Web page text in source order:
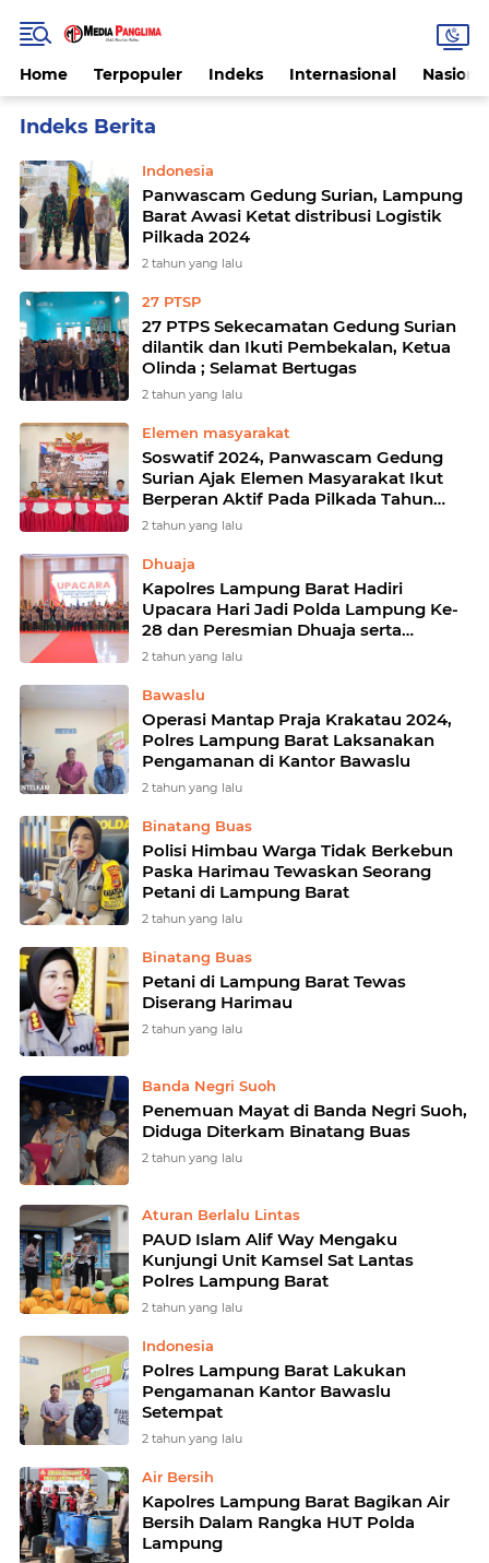
Home Terpopuler Indeks Internasional
Indonesia
Panwascam Gedung Surian, Lampung
Barat Awasi Ketat distribusi Logistik
Pilkada 2024
2 tahun yang lalu
27 PTSP
27 PTPS Sekecamatan Gedung Surian
dilantik dan Ikuti Pembekalan, Ketua
Olinda ; Selamat Bertugas
2 tahun yang lalu
Elemen masyarakat
Soswatif 2024, Panwascam Gedung
Surian Ajak Elemen Masyarakat Ikut
Berperan Aktif Pada Pilkada Tahun
2024
2 tahun yang lalu
Dhuaja
Kapolres Lampung Barat Hadiri
Upacara Hari Jadi Polda Lampung Ke-
28 dan Peresmian Dhuaja serta
Tunggul Kesatuan
2 tahun yang lalu
Bawaslu
Operasi Mantap Praja Krakatau 2024,
Polres Lampung Barat Laksanakan
Pengamanan di Kantor Bawaslu
2 tahun yang lalu
Binatang Buas
Polisi Himbau Warga Tidak Berkebun
Paska Harimau Tewaskan Seorang
Petani di Lampung Barat
2 tahun yang lalu
Binatang Buas
Petani di Lampung Barat Tewas
Diserang Harimau
2 tahun yang lalu
Banda Negri Suoh
Penemuan Mayat di Banda Negri Suoh,
Diduga Diterkam Binatang Buas
2 tahun yang lalu
Aturan Berlalu Lintas
PAUD Islam Alif Way Mengaku
Kunjungi Unit Kamsel Sat Lantas
Polres Lampung Barat
2 tahun yang lalu
Indonesia
Polres Lampung Barat Lakukan
Pengamanan Kantor Bawaslu
Setempat
2 tahun yang lalu
Air Bersih
Kapolres Lampung Barat Bagikan Air
Bersih Dalam Rangka HUT Polda
Lampung